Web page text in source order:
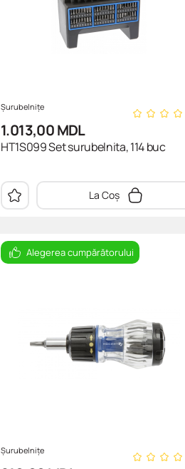
Șurubelnițe
1.013,00MDL
HT1S099 Set surubelnita, 114 buc
La Coș
Alegerea cumpărătorului
Șurubelnițe